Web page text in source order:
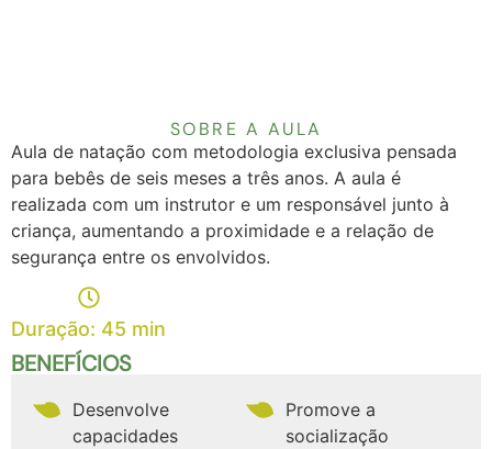
SOBRE A AULA
Aula de natação com metodologia exclusiva pensada
para bebês de seis meses a três anos. A aula é
realizada com um instrutor e um responsável junto à
criança, aumentando a proximidade e a relação de
segurança entre os envolvidos.
Duração: 45 min
BENEFÍCIOS
Desenvolve
capacidades
Promove a
socialização